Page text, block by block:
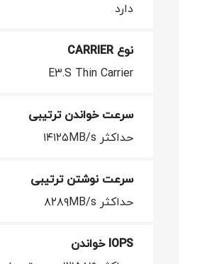
دارد
نوع CARRIER
E3.S Thin Carrier
سرعت خواندن ترتیبی
حداکثر ۱۴۱۲۵MB/s
سرعت نوشتن ترتیبی
حداکثر ۸۲۸۹MB/s
IOPS خواندن